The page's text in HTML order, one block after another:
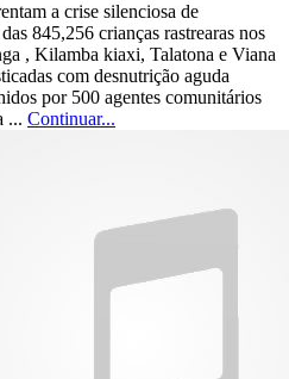
a crise silenciosa de
845,256 crianças rastrearas nos
, Kilamba kiaxi, Talatona e Viana
com desnutrição aguda
por 500 agentes comunitários
... Continuar...